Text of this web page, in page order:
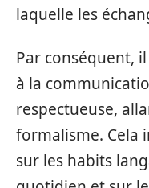
laquelle les
Par conséquent,
à la
respectueuse,
formalisme. Cela
sur les habits